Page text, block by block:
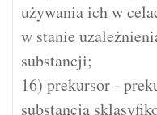
używania ich w
w stanie
substancji;
16) prekursor -
substancją